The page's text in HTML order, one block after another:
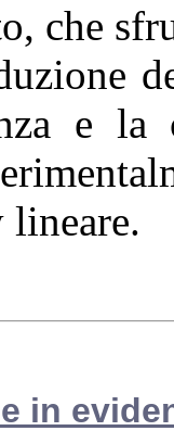
che
e la
lineare.
in